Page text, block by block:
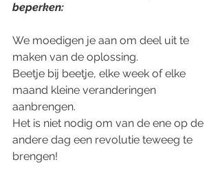
beperken:
We moedigen je aan om deel uit te
maken van de oplossing.
Beetje bij beetje, elke week of elke
maand kleine veranderingen
aanbrengen.
Het is niet nodig om van de ene op de
andere dag een revolutie teweeg te
brengen!